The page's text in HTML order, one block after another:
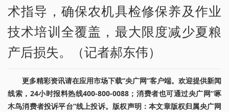
术指导，确保农机具检修保养及作业
技术培训全覆盖，最大限度减少夏粮
产后损失。（记者郝东伟）
更多精彩资讯请在应用市场下载“央广网”客户端。欢迎提供新闻
线索，24小时报料热线400-800-0088；消费者也可通过央广网“啄
木鸟消费者投诉平台”线上投诉。版权声明：本文章版权归属央广网